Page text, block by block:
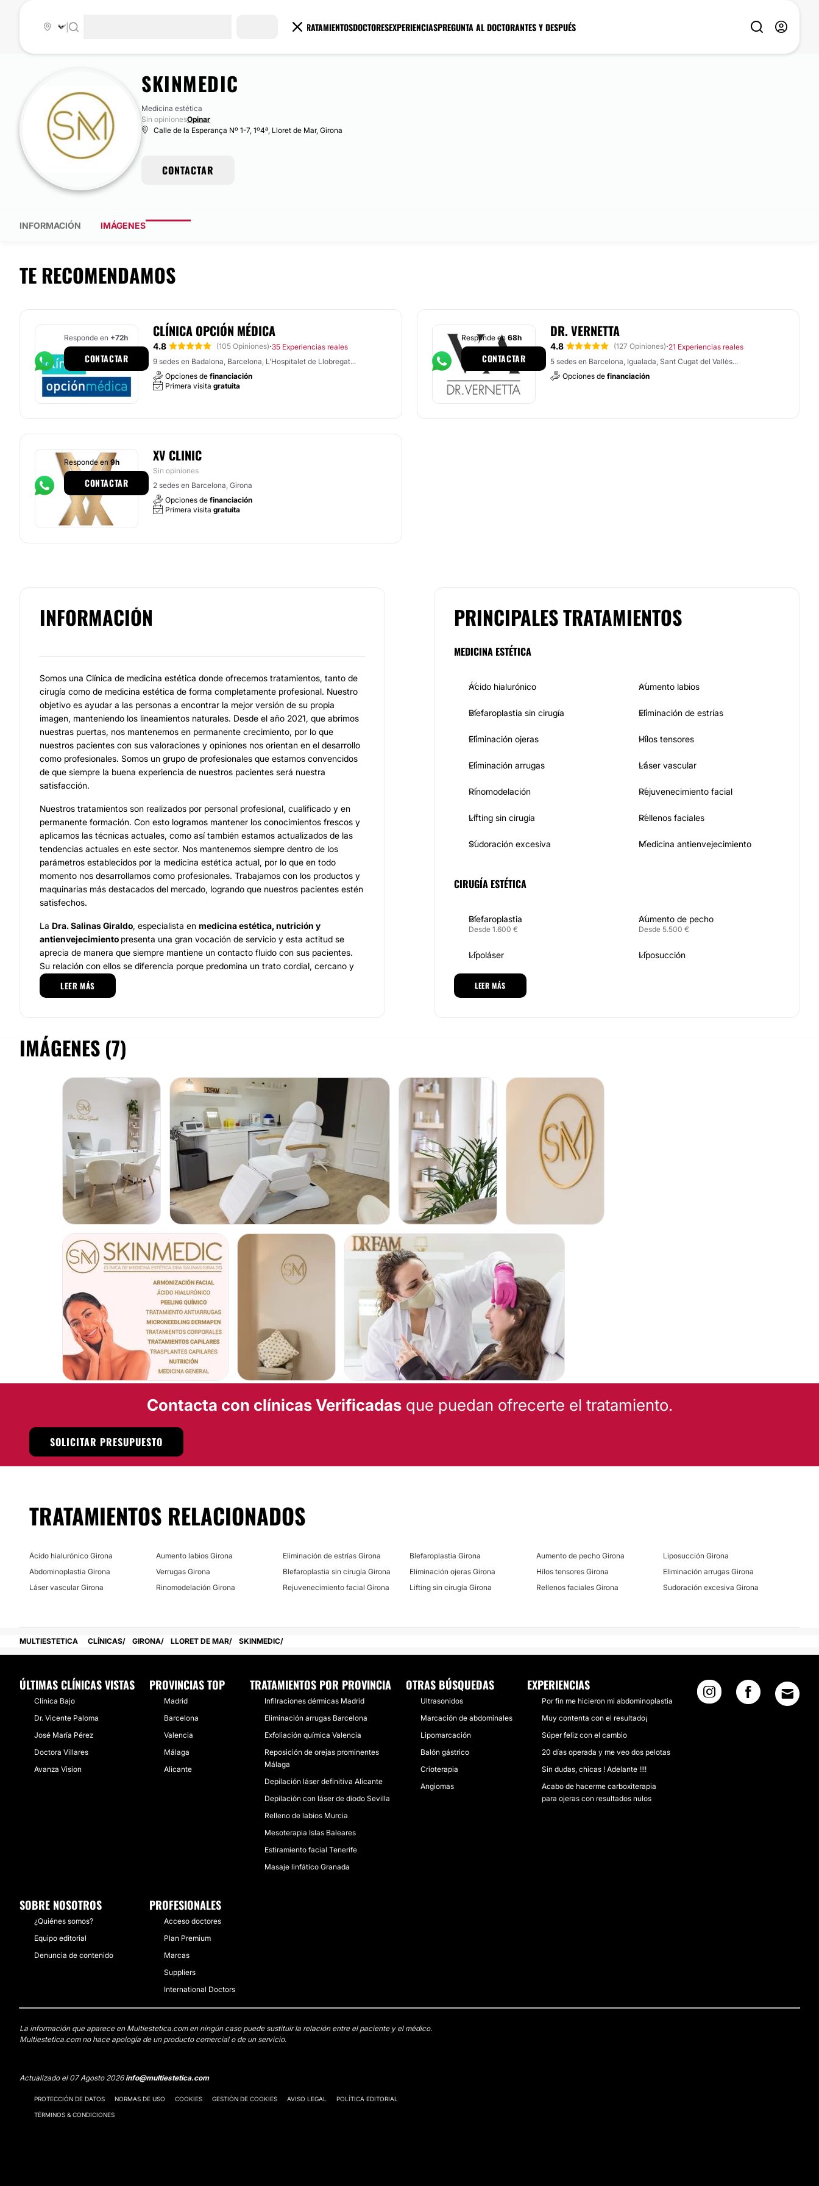
TRATAMIENTOSDOCTORESEXPERIENCIASPREGUNTA AL DOCTORANTES Y DESPUÉS
SKINMEDIC
Medicina estética
Sin opinionesOpinar
Calle de la Esperança Nº 1-7, 1º4ª, Lloret de Mar, Girona
CONTACTAR
INFORMACIÓN IMÁGENES
TE RECOMENDAMOS
CLÍNICA OPCIÓN MÉDICA
4.8 (105 Opiniones)·35 Experiencias reales
9 sedes en Badalona, Barcelona, L'Hospitalet de Llobregat...
Opciones de financiación
Primera visita gratuita
Responde en +72h
CONTACTAR
DR. VERNETTA
4.8 (127 Opiniones)·21 Experiencias reales
5 sedes en Barcelona, Igualada, Sant Cugat del Vallès...
Opciones de financiación
Responde en 68h
CONTACTAR
XV CLINIC
Sin opiniones
2 sedes en Barcelona, Girona
Opciones de financiación
Primera visita gratuita
Responde en 9h
CONTACTAR
INFORMACIÓN
Somos una Clínica de medicina estética donde ofrecemos tratamientos, tanto de
cirugía como de medicina estética de forma completamente profesional. Nuestro
objetivo es ayudar a las personas a encontrar la mejor versión de su propia
imagen, manteniendo los lineamientos naturales. Desde el año 2021, que abrimos
nuestras puertas, nos mantenemos en permanente crecimiento, por lo que
nuestros pacientes con sus valoraciones y opiniones nos orientan en el desarrollo
como profesionales. Somos un grupo de profesionales que estamos convencidos
de que siempre la buena experiencia de nuestros pacientes será nuestra
satisfacción.
Nuestros tratamientos son realizados por personal profesional, cualificado y en
permanente formación. Con esto logramos mantener los conocimientos frescos y
aplicamos las técnicas actuales, como así también estamos actualizados de las
tendencias actuales en este sector. Nos mantenemos siempre dentro de los
parámetros establecidos por la medicina estética actual, por lo que en todo
momento nos desarrollamos como profesionales. Trabajamos con los productos y
maquinarias más destacados del mercado, logrando que nuestros pacientes estén
satisfechos.
La Dra. Salinas Giraldo, especialista en medicina estética, nutrición y
antienvejecimiento presenta una gran vocación de servicio y esta actitud se
aprecia de manera que siempre mantiene un contacto fluido con sus pacientes.
Su relación con ellos se diferencia porque predomina un trato cordial, cercano y
profesional.
profesional con una gran empatía para con sus pacientes.
un gran compromiso y responsabilidad por parte de nuestro equipo. Al visitar
nuestras instalaciones, nos empeñamos en que el paciente se sienta como en su
casa. Con un acompañamiento casi a requerimiento del propio paciente. Siempre
intentamos estar a su lado. Porque lo que cuenta es que cada uno de ellos repita
la experiencia que ha recibido en su primera visita. A la hora de buscar referencias
en medicina estética, nutrición y antienvejecimiento, no dudes en contactarnos.
Posibilidad de videoconsulta:
Experiencia:
5 años
Atención en:
English
Español
Financiación o facilidades de pago:
Tarjeta de Crédito/Débito
Efectivo
LEER MÁS
PRINCIPALES TRATAMIENTOS
MEDICINA ESTÉTICA
Ácido hialurónico Aumento labios
Blefaroplastia sin cirugía Eliminación de estrías
Eliminación ojeras Hilos tensores
Eliminación arrugas Láser vascular
Rinomodelación Rejuvenecimiento facial
Lifting sin cirugía Rellenos faciales
Sudoración excesiva Medicina antienvejecimiento
CIRUGÍA ESTÉTICA
Blefaroplastia
Desde 1.600 €
Aumento de pecho
Desde 5.500 €
Lipoláser Liposucción
Aumento glúteos
Ginecomastia
CIRUGÍA ÍNTIMA
Labioplastia
Desde 2.800 €
DERMATOLOGÍA
Desde 200 €
TRATAMIENTOS ESTÉTICOS
Peeling
Drenaje linfático
Eliminación de tatuajes
Radiofrecuencia facial Mesoterapia
Tratamiento obesidad
LEER MÁS
IMÁGENES (7)
Contacta con clínicas Verificadasque puedan ofrecerte el tratamiento.
SOLICITAR PRESUPUESTO
TRATAMIENTOS RELACIONADOS
Ácido hialurónico Girona Aumento labios Girona Eliminación de estrías Girona Blefaroplastia Girona Aumento de pecho Girona
Liposucción Girona
Abdominoplastia Girona
Verrugas Girona Blefaroplastia sin cirugía Girona Eliminación ojeras Girona Hilos tensores Girona
Eliminación arrugas Girona
Láser vascular Girona
Rinomodelación Girona Rejuvenecimiento facial Girona Lifting sin cirugía Girona Rellenos faciales Girona Sudoración excesiva Girona
MULTIESTETICA CLÍNICAS GIRONA LLORET DE MAR SKINMEDIC
ÚLTIMAS CLÍNICAS VISTAS
Clínica Bajo
Dr. Vicente Paloma
José María Pérez
Doctora Villares
Avanza Vision
PROVINCIAS TOP
Madrid
Barcelona
Valencia
Málaga
Alicante
TRATAMIENTOS POR PROVINCIA
Infilraciones dérmicas Madrid
Eliminación arrugas Barcelona
Exfoliación química Valencia
Reposición de orejas prominentes
Málaga
Depilación láser definitiva Alicante
Depilación con láser de diodo Sevilla
Relleno de labios Murcia
Mesoterapia Islas Baleares
Estiramiento facial Tenerife
Masaje linfático Granada
OTRAS BÚSQUEDAS
Ultrasonidos
Marcación de abdominales
Lipomarcación
Balón gástrico
Crioterapia
Angiomas
EXPERIENCIAS
Por fin me hicieron mi abdominoplastia
Muy contenta con el resultado¡
Súper feliz con el cambio
20 días operada y me veo dos pelotas
Sin dudas, chicas ! Adelante !!!!
Acabo de hacerme carboxiterapia
para ojeras con resultados nulos
SOBRE NOSOTROS
¿Quiénes somos?
Equipo editorial
Denuncia de contenido
PROFESIONALES
Acceso doctores
Plan Premium
Marcas
Suppliers
International Doctors
La información que aparece en Multiestetica.com en ningún caso puede sustituir la relación entre el paciente y el médico.
Multiestetica.com no hace apología de un producto comercial o de un servicio.
Actualizado el 07 Agosto 2026info@multiestetica.com
PROTECCIÓN DE DATOS NORMAS DE USO COOKIES GESTIÓN DE COOKIES AVISO LEGAL POLÍTICA EDITORIAL
TÉRMINOS & CONDICIONES